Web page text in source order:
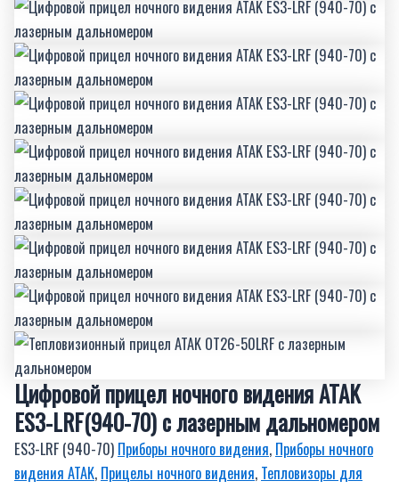
Цифровой прицел ночного видения ATAK
ES3-LRF(940-70) c лазерным дальномером
ES3-LRF (940-70) Приборы ночного видения, Приборы ночного
видения ATAK, Прицелы ночного видения, Тепловизоры для